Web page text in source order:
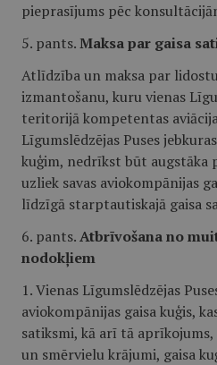
pieprasījums pēc
5. pants.Maksa par gaisa
Atlīdzība un maksa par
izmantošanu, kuru vienas
teritorijā kompetentas
Līgumslēdzējas Puses
kuģim, nedrīkst būt augstāka
uzliek savas aviokompānijas
līdzīgā starptautiskajā gaisa
6. pants.Atbrīvošana no
nodokļiem
1. Vienas Līgumslēdzējas
aviokompānijas gaisa kuģis,
satiksmi, kā arī tā aprīkojums,
un smērvielu krājumi, gaisa